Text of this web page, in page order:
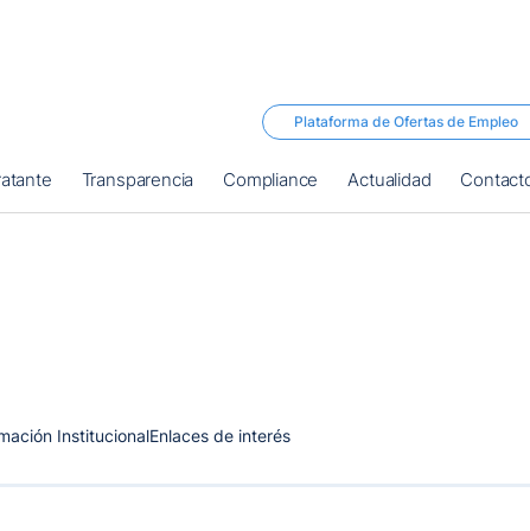
Plataforma de Ofertas de Empleo
Transparencia Compliance Actualidad
InstitucionalEnlaces de interés